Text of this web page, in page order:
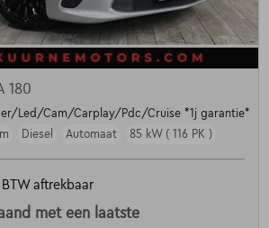
180
Led/Cam/Carplay/Pdc/Cruise *1j garantie*
Diesel Automaat 85 kW ( 116 PK )
BTW aftrekbaar
met een laatste